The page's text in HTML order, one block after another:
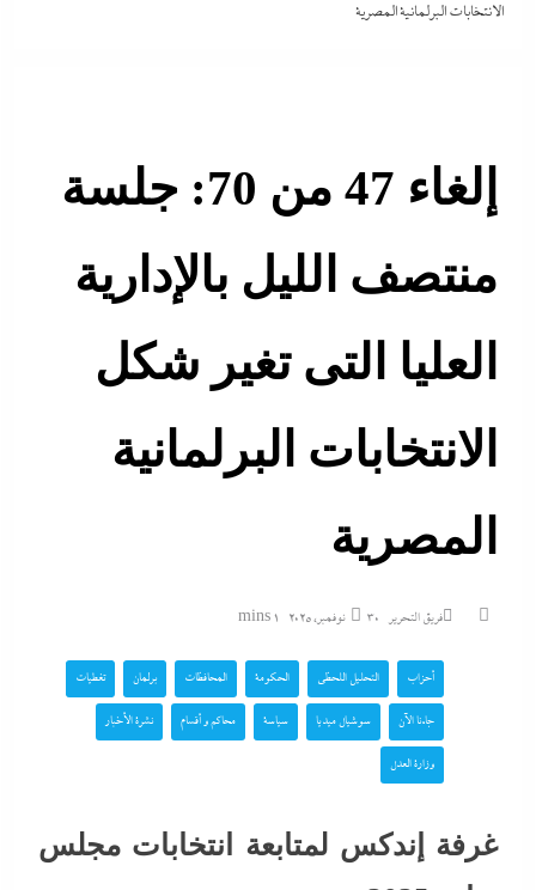
الانتخابات البرلمانية المصرية
إلغاء 47 من 70: جلسة
منتصف الليل بالإدارية
العليا التى تغير شكل
الانتخابات البرلمانية
المصرية
فريق التحرير 30 نوفمبر، 2025 1 mins
أحزاب التحليل اللحظي الحكومة المحافظات برلمان تغطيات
جاءنا الآن سوشيال ميديا سياسة محاكم و أقسام نشرة الأخبار
وزارة العدل
غرفة إندكس لمتابعة انتخابات مجلس